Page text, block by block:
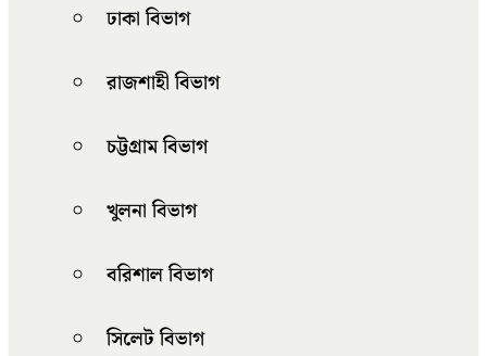
ঢাকা বিভাগ
রাজশাহী বিভাগ
চট্টগ্রাম বিভাগ
খুলনা বিভাগ
বরিশাল বিভাগ
সিলেট বিভাগ